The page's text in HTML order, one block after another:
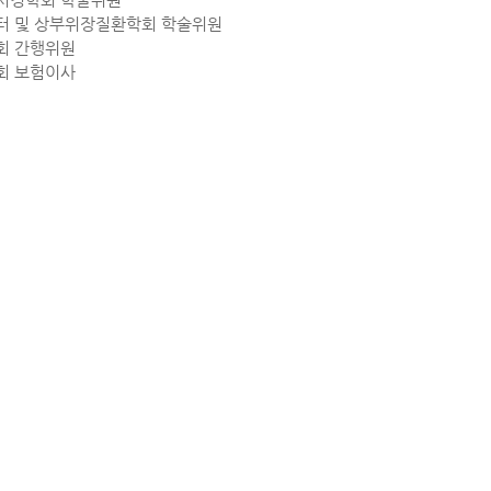
및 상부위장질환학회 학술위원
간행위원
보험이사